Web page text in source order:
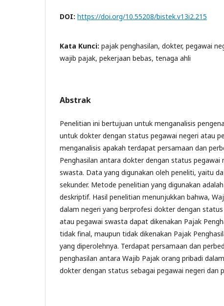
DOI: https://doi.org/10.55208/bistek.v13i2.215
Kata Kunci: pajak penghasilan, dokter, pegawai
wajib pajak, pekerjaan bebas, tenaga ahli
Abstrak
Penelitian ini bertujuan untuk menganalisis
untuk dokter dengan status pegawai negeri atau
menganalisis apakah terdapat persamaan dan
Penghasilan antara dokter dengan status pegawai
swasta. Data yang digunakan oleh peneliti, yaitu
sekunder. Metode penelitian yang digunakan
deskriptif. Hasil penelitian menunjukkan bahwa,
dalam negeri yang berprofesi dokter dengan
atau pegawai swasta dapat dikenakan Pajak
tidak final, maupun tidak dikenakan Pajak
yang diperolehnya. Terdapat persamaan dan
penghasilan antara Wajib Pajak orang pribadi
dokter dengan status sebagai pegawai negeri dan